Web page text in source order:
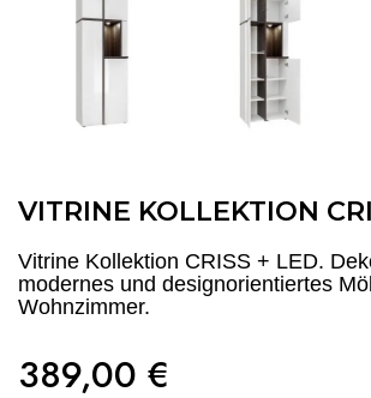
VITRINE KOLLEKTION
Vitrine Kollektion CRISS + LED.
modernes und designorientiertes
Wohnzimmer.
389,00 €